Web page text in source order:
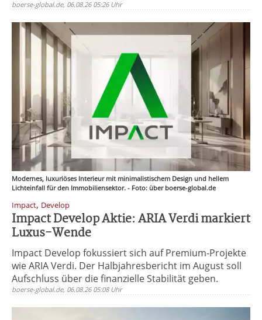
boerse-global.de, 06.08.26 05:26 Uhr
Modernes, luxuriöses Interieur mit minimalistischem Design und hellem
Lichteinfall für den Immobiliensektor. - Foto: über boerse-global.de
Impact, Develop
Impact Develop Aktie: ARIA Verdi markiert
Luxus-Wende
Impact Develop fokussiert sich auf Premium-Projekte
wie ARIA Verdi. Der Halbjahresbericht im August soll
Aufschluss über die finanzielle Stabilität geben.
boerse-global.de, 06.08.26 05:08 Uhr